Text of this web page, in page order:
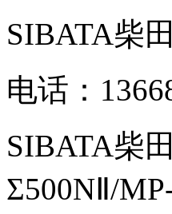
SIBATA柴
电话：
SIBATA柴
Σ500NⅡ/